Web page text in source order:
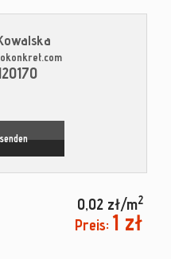
Leaflet © MapTiler©
0,02 zł/m2
Preis: 1 zł